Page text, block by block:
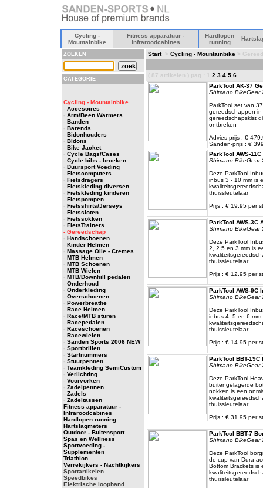
Cycling -
Mountainbike
Fitness apparatuur -
Infraroodcabines
Hardlopen
running
ZOEKEN
CATEGORIE
Cycling - Mountainbike
- Accesoires
- Arm/Been Warmers
- Banden
- Barends
- Bidonhouders
- Bidons
- Bike Jacket
- Cycle Bags/Cases
- Cycle bibs - broeken
- Duursport Voeding
- Fietscomputers
- Fietsdragers
- Fietskleding diversen
- Fietskleding kinderen
- Fietspompen
- Fietsshirts/Jerseys
- Fietssloten
- Fietssokken
- FietsTrainers
- Gereedschap
- Handschoenen
- Kinder Helmen
- Massage Olie - Cremes
- MTB Helmen
- MTB Schoenen
- MTB Wielen
- MTB/Downhill pedalen
- Onderhoud
- Onderkleding
- Overschoenen
- Powerbreathe
- Race Helmen
- Race/MTB sturen
- Racepedalen
- Raceschoenen
- Racewielen
- Sanden Sports 2006 NEW
- Sportbrillen
- Startnummers
- Stuurpennen
- Teamkleding SemiCustom
- Verlichting
- Voorvorken
- Zadelpennen
- Zadels
- Zadeltassen
Fitness apparatuur -
Infraroodcabines
Hardlopen running
Hartslagmeters
Outdoor - Buitensport
Spas en Wellness
Sportvoeding -
Supplementen
Triathlon
Verrekijkers - Nachtkijkers
Sportartikelen
Speedbikes
Elektrische loopband
Start> Cycling - Mountainbike>
( 87 artikelen ) pag.: 1 2 3 4 5 6
ParkTool AK-37
Shimano BikeGear
ParkTool set van
gereedschappen
gereedschapskist
ontbreken
Advies-prijs :€
Sanden-prijs : €
ParkTool AWS-
Shimano BikeGear
Deze ParkTool
inbus 3 - 10 mm is
thuissleutelaar
Prijs : € 19.95 per
ParkTool AWS-3C
Shimano BikeGear
Deze ParkTool
2, 2.5 en 3 mm is
thuissleutelaar
Prijs : € 12.95 per
ParkTool AWS-9C
Shimano BikeGear
Deze ParkTool
inbus 4, 5 en 6 mm
thuissleutelaar
Prijs : € 14.95 per
ParkTool BBT-
Shimano BikeGear
Deze ParkTool
buitengelagerde
nokken is een
thuissleutelaar
Prijs : € 31.95 per
ParkTool BBT-7
Shimano BikeGear
Deze ParkTool
de cup van Dura-
Bottom Brackets is
thuissleutelaar